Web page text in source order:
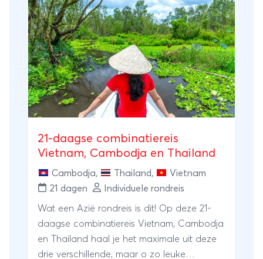
21-daagse combinatiereis
Vietnam, Cambodja en Thailand
Cambodja, Thailand,
Vietnam
21 dagen
Individuele rondreis
Wat een Azië rondreis is dit! Op deze 21-
daagse combinatiereis Vietnam, Cambodja
en Thailand haal je het maximale uit deze
drie verschillende, maar o zo leuke